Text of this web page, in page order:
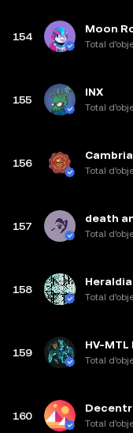
154
Moon
Total
155
INX
Total
156
Cambria
Total
157
death
Total
158
Heraldia
Total
159
HV-MTL
Total
160
Total